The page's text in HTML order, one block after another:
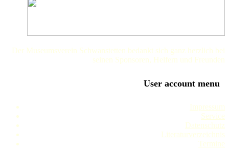
Der Museumsverein Schwanstetten bedankt sich ganz herzlich bei
seinen Sponsoren, Helfern und Freunden
User account menu
Impressum
Service
Datenschutz
Literaturverzeichnis
Termine